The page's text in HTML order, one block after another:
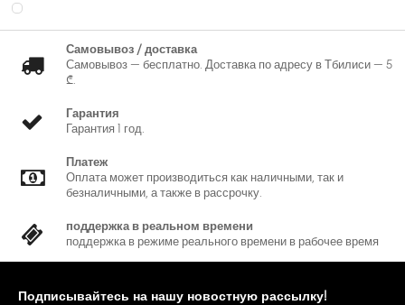
Самовывоз / доставка
Самовывоз — бесплатно. Доставка по адресу в Тбилиси — 5
₾.
Гарантия
Гарантия 1 год.
Платеж
Оплата может производиться как наличными, так и
безналичными, а также в рассрочку.
поддержка в реальном времени
поддержка в режиме реального времени в рабочее время
Подписывайтесь на нашу новостную рассылку!